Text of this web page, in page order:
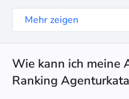
Mehr zeigen
Wie kann ich meine
Ranking